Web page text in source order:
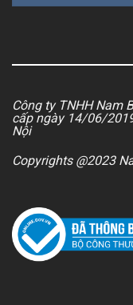
Công ty TNHH Nam
cấp ngày 14/06/
Nội
Copyrights @2023